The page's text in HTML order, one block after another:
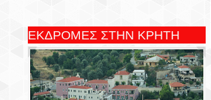
ΕΚΔΡΟΜΕΣ ΣΤΗΝ ΚΡΗΤΗ